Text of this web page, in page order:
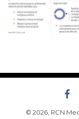
© 2026, RCN